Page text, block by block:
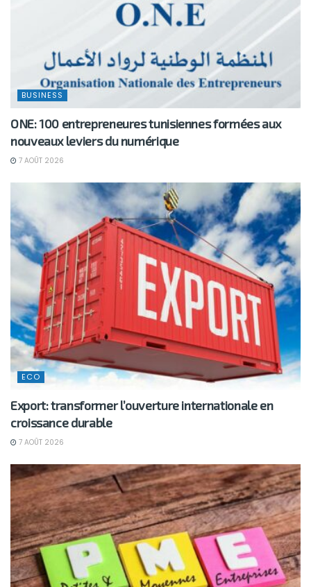
BUSINESS
ONE: 100 entrepreneures tunisiennes formées aux
nouveaux leviers du numérique
7 AOÛT 2026
ECO
Export: transformer l’ouverture internationale en
croissance durable
7 AOÛT 2026